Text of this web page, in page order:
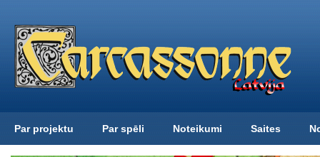
Par projektu Par spēli Noteikumi Saites